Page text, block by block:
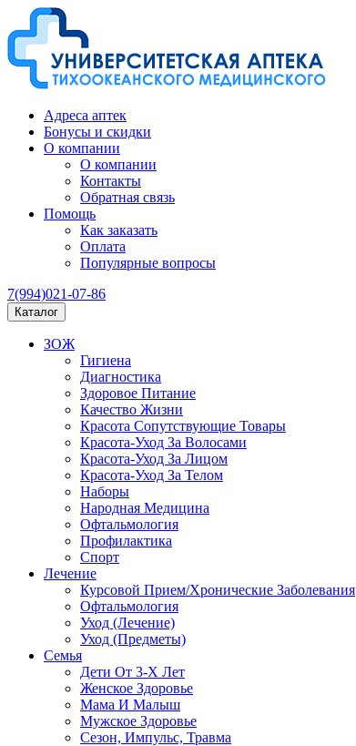
Адреса аптек
Бонусы и скидки
О компании
О компании
Контакты
Обратная связь
Помощь
Как заказать
Оплата
Популярные вопросы
7(994)021-07-86
Каталог
ЗОЖ
Гигиена
Диагностика
Здоровое Питание
Качество Жизни
Красота Сопутствующие Товары
Красота-Уход За Волосами
Красота-Уход За Лицом
Красота-Уход За Телом
Наборы
Народная Медицина
Офтальмология
Профилактика
Спорт
Лечение
Курсовой Прием/Хронические Заболевания
Офтальмология
Уход (Лечение)
Уход (Предметы)
Семья
Дети От 3-Х Лет
Женское Здоровье
Мама И Малыш
Мужское Здоровье
Сезон, Импульс, Травма